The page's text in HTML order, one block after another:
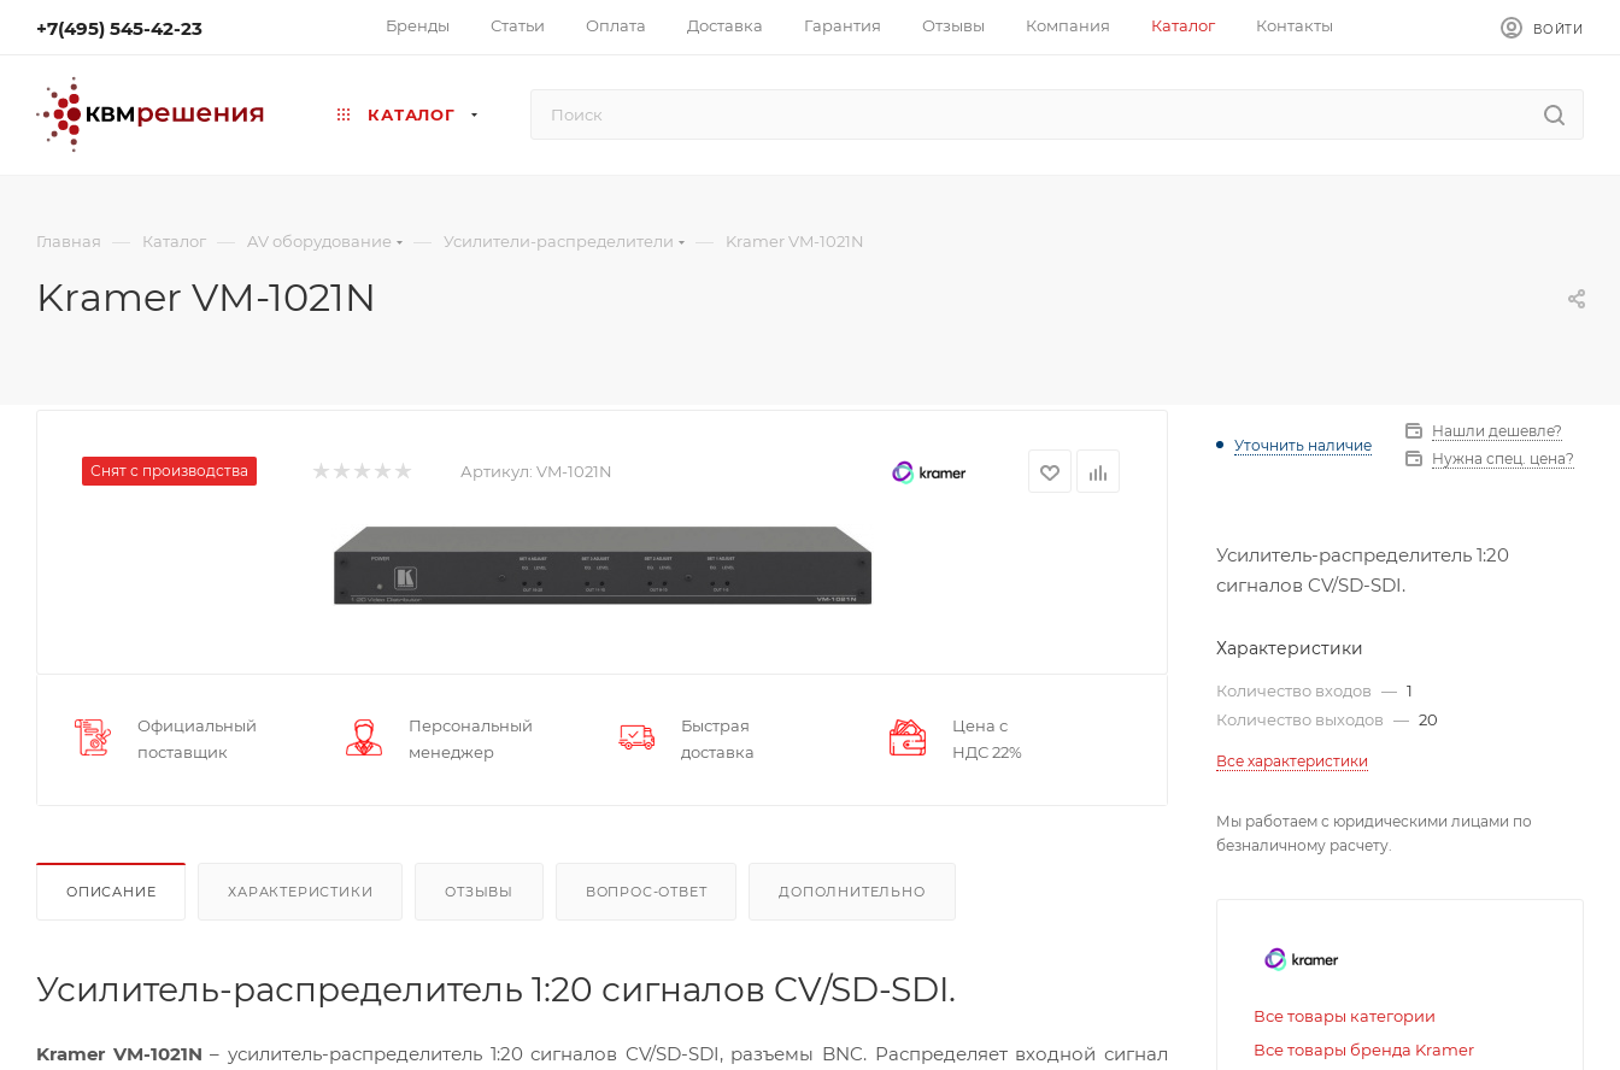
+7(495) 545-42-23 Бренды Статьи Оплата Доставка Гарантия Отзывы Компания Каталог Контакты ВОЙТИ
КАТАЛОГ
Главная — Каталог — AV оборудование — Усилители-распределители — Kramer VM-1021N
Kramer VM-1021N
Снят с производства Артикул: VM-1021N
Официальный
поставщик
Персональный
менеджер
Быстрая
доставка
Цена с
НДС 22%
ОПИСАНИЕ ХАРАКТЕРИСТИКИ ОТЗЫВЫ ВОПРОС-ОТВЕТ ДОПОЛНИТЕЛЬНО
Усилитель-распределитель 1:20 сигналов CV/SD-SDI.
Kramer VM-1021N – усилитель-распределитель 1:20 сигналов CV/SD-SDI, разъемы BNC. Распределяет входной сигнал
Уточнить наличие
Нашли дешевле?
Нужна спец. цена?
Усилитель-распределитель 1:20
сигналов CV/SD-SDI.
Характеристики
Количество входов — 1
Количество выходов — 20
Все характеристики
Мы работаем с юридическими лицами по
безналичному расчету.
Все товары категории
Все товары бренда Kramer